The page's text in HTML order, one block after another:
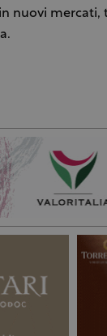
nuovi mercati,